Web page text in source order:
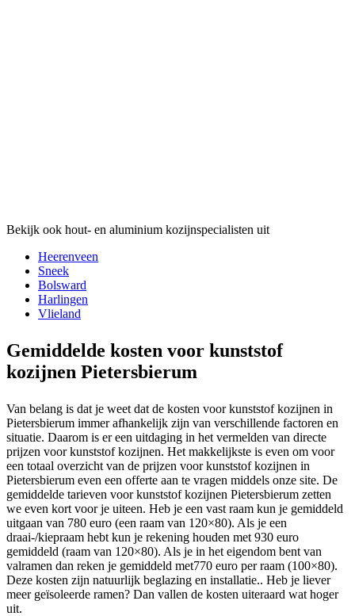
Bekijk ook hout- en aluminium kozijnspecialisten uit
Heerenveen
Sneek
Bolsward
Harlingen
Vlieland
Gemiddelde kosten voor kunststof
kozijnen Pietersbierum
Van belang is dat je weet dat de kosten voor kunststof kozijnen in
Pietersbierum immer afhankelijk zijn van verschillende factoren en
situatie. Daarom is er een uitdaging in het vermelden van directe
prijzen voor kunststof kozijnen. Het makkelijkste is even om voor
een totaal overzicht van de prijzen voor kunststof kozijnen in
Pietersbierum even een offerte aan te vragen middels onze site. De
gemiddelde tarieven voor kunststof kozijnen Pietersbierum zetten
we even kort voor je uiteen. Heb je een vast raam kun je gemiddeld
uitgaan van 780 euro (een raam van 120×80). Als je een
draai-/kiepraam hebt kun je rekening houden met 930 euro
gemiddeld (raam van 120×80). Als je in het eigendom bent van
valramen dan reken je gemiddeld met770 euro per raam (100×80).
Deze kosten zijn natuurlijk beglazing en installatie.. Heb je liever
meer geïsoleerde ramen? Dan vallen de kosten uiteraard wat hoger
uit.